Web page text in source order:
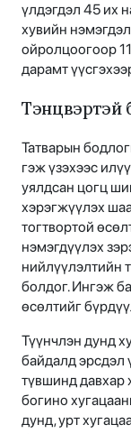
үлдэгдэл 45 их
хувийн
ойролцоогоор
дарамт
Тэнцвэртэй
Татварын
гэж үзэхээс
уялдсан цогц
хэрэгжүүлэх
тогтвортой
нэмэгдүүлэх
нийлүүлэлтийн
болдог. Ингэж
өсөлтийг
Түүнчлэн дунд
байдалд эрсдэл
түвшинд давхар
богино
дунд, урт